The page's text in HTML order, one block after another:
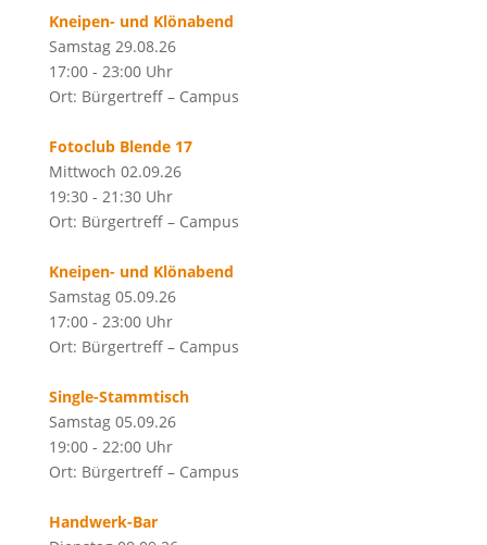
Kneipen- und Klönabend
Samstag 29.08.26
17:00 - 23:00 Uhr
Ort: Bürgertreff – Campus
Fotoclub Blende 17
Mittwoch 02.09.26
19:30 - 21:30 Uhr
Ort: Bürgertreff – Campus
Kneipen- und Klönabend
Samstag 05.09.26
17:00 - 23:00 Uhr
Ort: Bürgertreff – Campus
Single-Stammtisch
Samstag 05.09.26
19:00 - 22:00 Uhr
Ort: Bürgertreff – Campus
Handwerk-Bar